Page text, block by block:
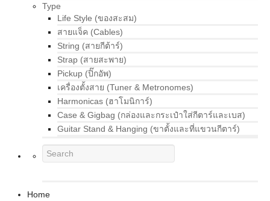
Type
Life Style (ของสะสม)
สายแจ็ค (Cables)
String (สายกีต้าร์)
Strap (สายสะพาย)
Pickup (ปิ๊กอัพ)
เครื่องตั้งสาย (Tuner & Metronomes)
Harmonicas (ฮาโมนิการ์)
Case & Gigbag (กล่องและกระเป๋าใส่กีตาร์และเบส)
Guitar Stand & Hanging (ขาตั้งและที่แขวนกีตาร์)
Home